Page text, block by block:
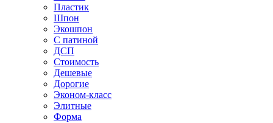
Пластик
Шпон
Экошпон
С патиной
ДСП
Стоимость
Дешевые
Дорогие
Эконом-класс
Элитные
Форма